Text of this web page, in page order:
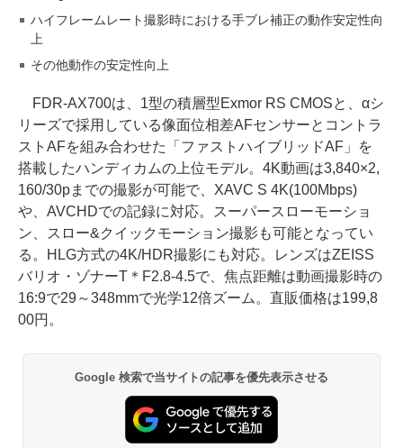
ハイフレームレート撮影時における手ブレ補正の動作安定性向
上
その他動作の安定性向上
FDR-AX700は、1型の積層型Exmor RS CMOSと、αシ
リーズで採用している像面位相差AFセンサーとコントラ
ストAFを組み合わせた「ファストハイブリッドAF」を
搭載したハンディカムの上位モデル。4K動画は3,840×2,
160/30pまでの撮影が可能で、XAVC S 4K(100Mbps)
や、AVCHDでの記録に対応。スーパースローモーショ
ン、スロー&クイックモーション撮影も可能となってい
る。HLG方式の4K/HDR撮影にも対応。レンズはZEISS
バリオ・ゾナーT＊F2.8-4.5で、焦点距離は動画撮影時の
16:9で29～348mmで光学12倍ズーム。直販価格は199,8
00円。
Google 検索で当サイトの記事を優先表示させる